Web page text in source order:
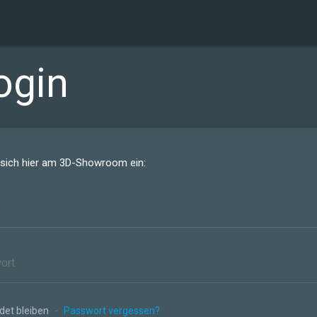
hier am 3D-Showroom ein:
bleiben - Passwort vergessen?